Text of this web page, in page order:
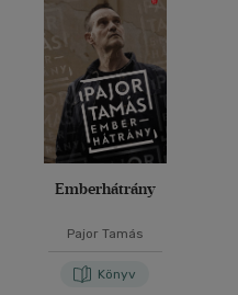
Emberhátrány
Pajor Tamás
Könyv